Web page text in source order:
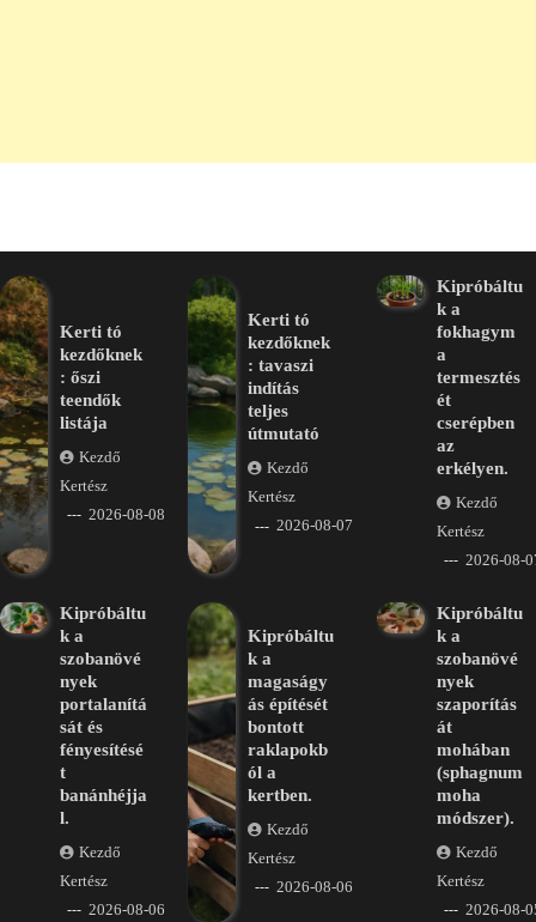
Kerti tó
kezdőknek
: őszi
teendők
listája
Kezdő
Kertész
2026-08-08
Kerti tó
kezdőknek
: tavaszi
indítás
teljes
útmutató
Kezdő
Kertész
2026-08-07
Kipróbáltu
k a
fokhagym
a
termesztés
ét
cserépben
az
erkélyen.
Kezdő
Kertész
2026-08-
Kipróbáltu
k a
szobanövé
nyek
portalanítá
sát és
fényesítésé
t
banánhéjja
l.
Kezdő
Kertész
2026-08-06
Kipróbáltu
k a
magaságy
ás építését
bontott
raklapokb
ól a
kertben.
Kezdő
Kertész
2026-08-06
Kipróbáltu
k a
szobanövé
nyek
szaporítás
át
mohában
(sphagnum
moha
módszer).
Kezdő
Kertész
2026-08-